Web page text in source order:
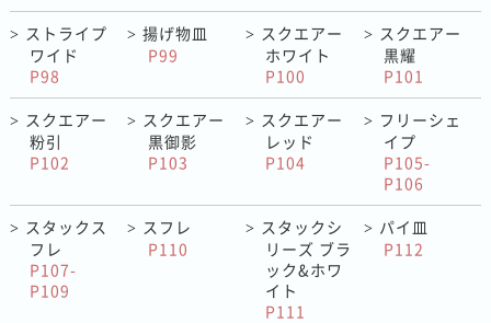
> ストライプ
ワイド
P98
>揚げ物皿
P99
> スクエアー
ホワイト
P100
> スクエアー
黒耀
P101
> スクエアー
粉引
P102
> スクエアー
黒御影
P103
> スクエアー
レッド
P104
> フリーシェ
イプ
P105-
P106
> スタックス
フレ
P107-
P109
> スフレ
P110
> スタックシ
リーズ ブラ
ック&ホワ
イト
P111
> パイ皿
P112